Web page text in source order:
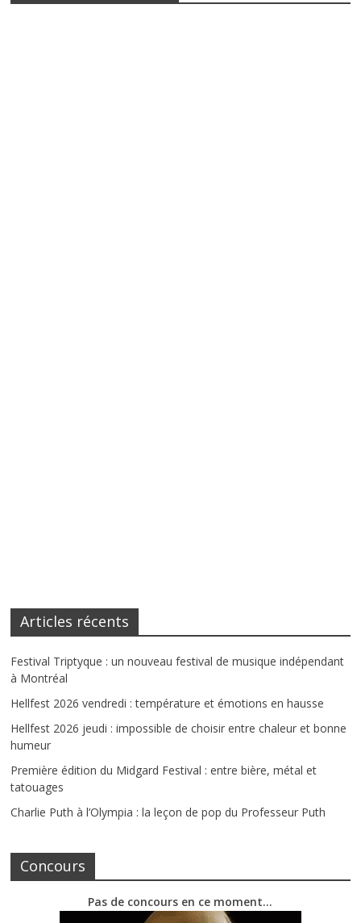
Articles récents
Festival Triptyque : un nouveau festival de musique indépendant
à Montréal
Hellfest 2026 vendredi : température et émotions en hausse
Hellfest 2026 jeudi : impossible de choisir entre chaleur et bonne
humeur
Première édition du Midgard Festival : entre bière, métal et
tatouages
Charlie Puth à l’Olympia : la leçon de pop du Professeur Puth
Concours
Pas de concours en ce moment…